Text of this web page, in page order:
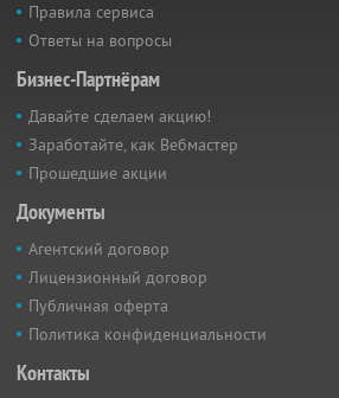
Правила сервиса
Ответы на вопросы
Бизнес-Партнёрам
Давайте сделаем акцию!
Заработайте, как Вебмастер
Прошедшие акции
Документы
Агентский договор
Лицензионный договор
Публичная оферта
Политика конфиденциальности
Контакты